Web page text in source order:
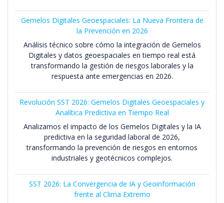
Gemelos Digitales Geoespaciales: La Nueva Frontera de
la Prevención en 2026
Análisis técnico sobre cómo la integración de Gemelos
Digitales y datos geoespaciales en tiempo real está
transformando la gestión de riesgos laborales y la
respuesta ante emergencias en 2026.
Revolución SST 2026: Gemelos Digitales Geoespaciales y
Analítica Predictiva en Tiempo Real
Analizamos el impacto de los Gemelos Digitales y la IA
predictiva en la seguridad laboral de 2026,
transformando la prevención de riesgos en entornos
industriales y geotécnicos complejos.
SST 2026: La Convergencia de IA y Geoinformación
frente al Clima Extremo